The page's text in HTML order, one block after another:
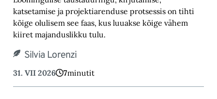
katsetamise ja projektiarenduse protsessis on tihti
kõige olulisem see faas, kus luuakse kõige vähem
kiiret majanduslikku tulu.
Silvia Lorenzi
31. VII 2026 7minutit